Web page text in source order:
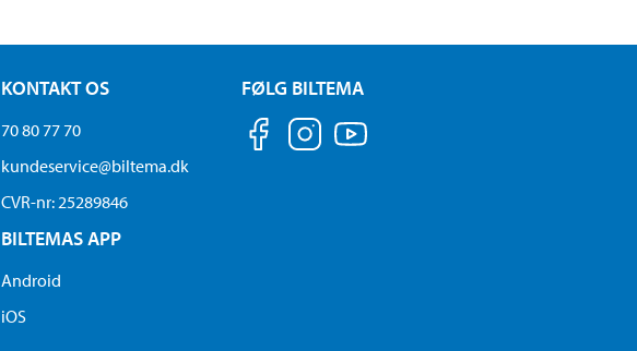
KONTAKT OS
70 80 77 70
kundeservice@biltema.dk
CVR-nr: 25289846
BILTEMAS APP
Android
iOS
FØLG BILTEMA